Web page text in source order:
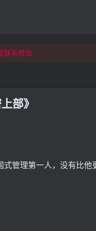
系微信
联系微信
部》
理第一人，没有比他